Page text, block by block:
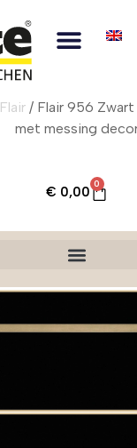
Flair / Flair 956
met messing
€ 0,00
0